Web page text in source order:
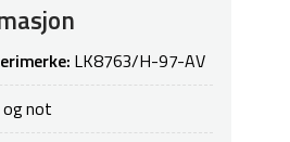
LK8763/H-97-AV
og not